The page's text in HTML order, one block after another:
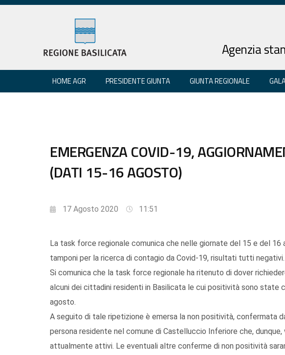
Agenzia
HOME AGR PRESIDENTE GIUNTA GIUNTA REGIONALE
EMERGENZA COVID-19,
(DATI 15-16 AGOSTO)
17 Agosto 2020 11:51
La task force regionale comunica che nelle giornate del 15 e del
tamponi per la ricerca di contagio da Covid-19, risultati tutti negativi.
Si comunica che la task force regionale ha ritenuto di dover
alcuni dei cittadini residenti in Basilicata le cui positività sono state
agosto.
A seguito di tale ripetizione è emersa la non positività, confermata
persona residente nel comune di Castelluccio Inferiore che,
attualmente attivi. Le eventuali altre conferme di non positività